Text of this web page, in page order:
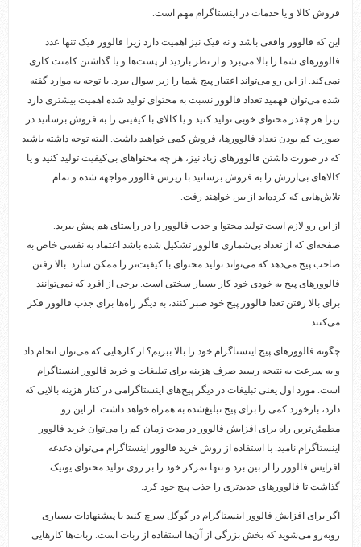
فروش کالا و یا خدمات در اینستاگرام مهم است.
این که فالوور واقعی باشد و نه فیک نیز اهمیت دارد زیرا فالوور فیک تنها عدد
فالوورهای شما را بالا می‌برد و از نظر بازدید از پست‌ها و یا گذاشتن کامنت کاری
نمی‌کند. از این رو می‌تواند اعتبار پیج شما را زیر سوال ببرد. با توجه به موارد گفته
شده می‌توان فهمید تعداد فالوور نسبت به محتوای تولید شده اهمیت بیشتری دارد
زیرا هر چقدر محتوای خوبی تولید کنید و یا کالای با کیفیتی را به فروش برسانید در
صورت کم بودن تعداد فالوورها، فروش کمی خواهید داشت. البته توجه داشته باشید
که در صورت داشتن فالوورهای زیاد نیز، هر چه محتواهای بی‌کیفیت تولید کنید و یا
کالاهای بی‌ارزش را به فروش برسانید با ریزش فالوور مواجهه شده و تمام
تلاش‌هایی که کرده‌اید از بین خواهند رفت.
از این رو لازم است تولید محتوا و جدب فالوور را در راستای هم پیش ببرید.
صفحه‌ای که از تعداد بی‌شماری فالوور تشکیل شده باشد اعتماد به نفسی خاص به
صاحب پیج می‌دهد که می‌تواند تولید محتوای با کیفیت‌تر را ممکن سازد. بالا رفتن
فالوورهای پیج به خودی خود کار بسیار سختی است. برخی از افرد که نمی‌توانند
برای بالا رفتن تعدا فالوور پیج خود صبر کنند، به دیگر راه‌ها برای جذب فالوور فکر
می‌کنند.
چگونه فالوورهای پیج اینستاگرام خود را بالا ببریم؟ از کارهایی که می‌توان انجام داد
و به سرعت به نتیجه رسید صرف هزینه برای تبلیغات و خرید فالوور اینستاگرام
است. مورد اول یعنی تبلیغات در دیگر پیج‌های اینستاگرامی در کنار هزینه بالایی که
دارد، بازخورد کمی را برای پیج تبلیغ‌شده به همراه خواهد داشت. از این رو
مطمئن‌ترین راه برای افزایش فالوور در مدت زمان کم را می‌توان خرید فالوور
اینستاگرام نامید. با استفاده از روش خرید فالوور اینستاگرام می‌توان دغدغه
افزایش فالوور را از بین برد و تنها تمرکز خود را بر روی تولید محتوای یونیک
گذاشت تا فالوورهای جدیدتری را جذب پیج خود کرد.
اگر برای افزایش فالوور اینستاگرام در گوگل سرچ کنید با پیشنهادات بسیاری
روبه‌رو می‌شوید که بخش بزرگی از آن‌ها استفاده از ربات است. ربات‌ها کارهایی